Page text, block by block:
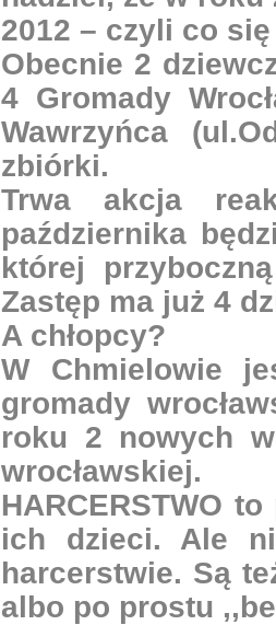
2012 – czyli co
Obecnie 2
4 Gromady
Wawrzyńca
zbiórki.
Trwa akcja
października
której
Zastęp ma już 4
A chłopcy?
W Chmielowie
gromady
roku 2 nowych
wrocławskiej.
HARCERSTWO
ich dzieci. Ale
harcerstwie. Są
albo po prostu